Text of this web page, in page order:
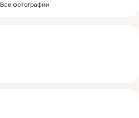
Все фотографии